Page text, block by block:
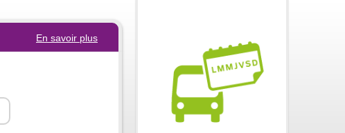
En savoir plus